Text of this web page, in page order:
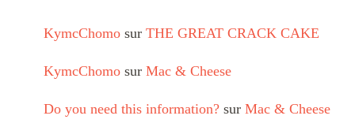
KymcChomo sur THE GREAT CRACK CAKE
KymcChomo sur Mac & Cheese
Do you need this information? sur Mac & Cheese